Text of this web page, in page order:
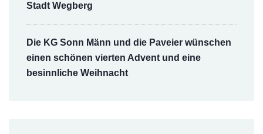
Stadt Wegberg
Die KG Sonn Männ und die Paveier wünschen
einen schönen vierten Advent und eine
besinnliche Weihnacht